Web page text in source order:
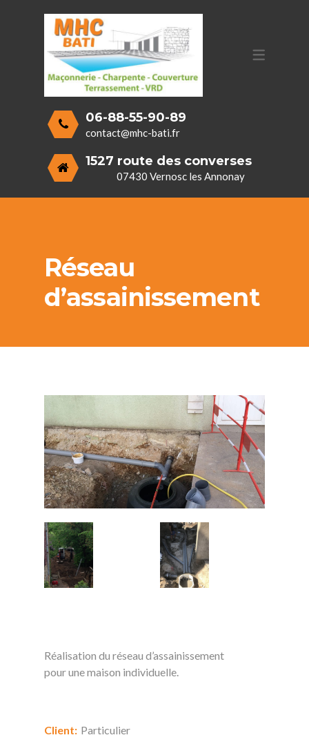
SERVICES
MAÇONNERIE GÉNÉRALE
CHARPENTE ET COUVERTURE
TERRASSEMENT
V.R.D. (VOIRIES ET RÉSEAUX DIVERS)
06-88-55-90-89
contact@mhc-bati.fr
1527 route des converses
07430 Vernosc les Annonay
Réseau
d’assainissement
Réalisation du réseau d’assainissement
pour une maison individuelle.
Client: Particulier